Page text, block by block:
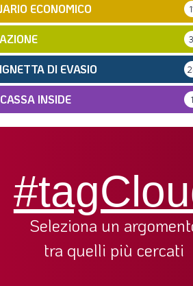
ECONOMICO
DI EVASIO
INSIDE 1
Seleziona un
tra quelli più cercati